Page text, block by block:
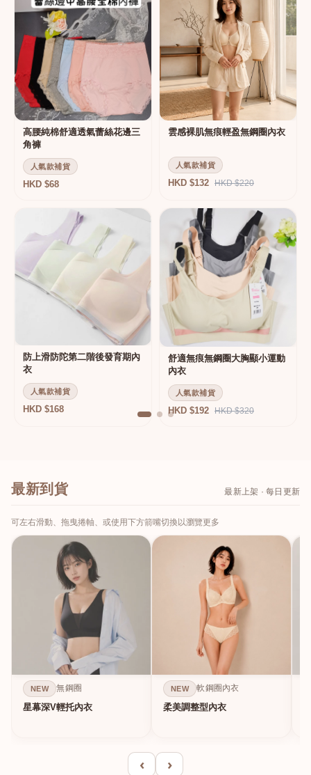
高腰純棉舒適透氣蕾絲花邊三
角褲
人氣款補貨
HKD $68
雲感裸肌無痕輕盈無鋼圈內衣
人氣款補貨
HKD $132 HKD $220
防上滑防陀第二階後發育期內
衣
人氣款補貨
HKD $168
舒適無痕無鋼圈大胸顯小運動
內衣
人氣款補貨
HKD $192 HKD $320
最新到貨 最新上架 · 每日更新
可左右滑動、拖曳捲軸、或使用下方箭嘴切換以瀏覽更多
NEW 無鋼圈
星幕深V輕托內衣
NEW 軟鋼圈內衣
柔美調整型內衣
‹ ›